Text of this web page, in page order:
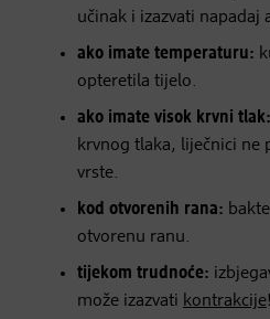
učinak i izazvati napadaj
ako imate temperaturu:
opteretila tijelo.
ako imate visok krvni tlak:
krvnog tlaka, liječnici ne
vrste.
kod otvorenih rana:
otvorenu ranu.
tijekom trudnoće:
može izazvati kontrakcije!